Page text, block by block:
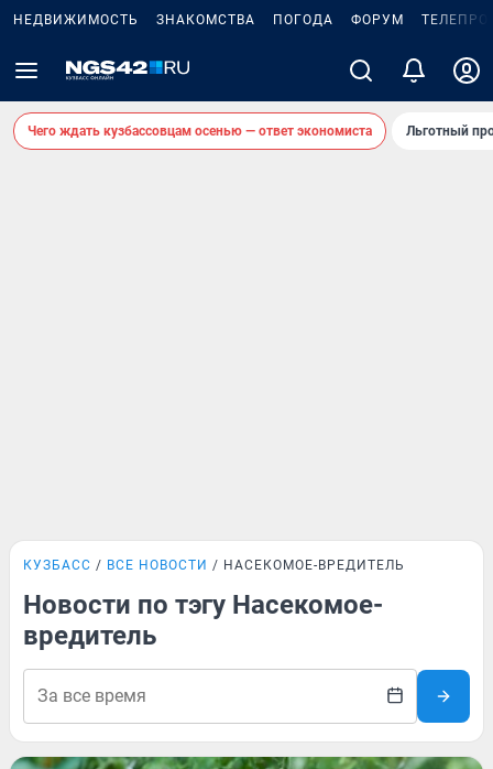
НЕДВИЖИМОСТЬ ЗНАКОМСТВА ПОГОДА ФОРУМ
Чего ждать кузбассовцам осенью — ответ экономиста Льготный
КУЗБАСС ВСЕ НОВОСТИ НАСЕКОМОЕ-ВРЕДИТЕЛЬ
Новости по тэгу Насекомое-
вредитель